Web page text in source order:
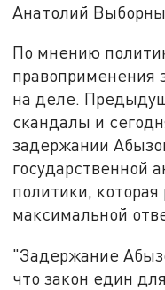
Анатолий
По мнению
правоприменения
на деле.
скандалы и
задержании
государственной
политики, которая
максимальной
"Задержание
что закон един